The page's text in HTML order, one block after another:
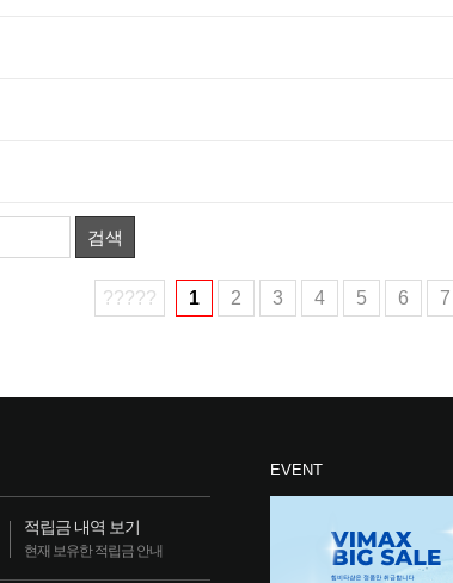
검색
????? 1 2 3 4 5 6 7
적립금 내역 보기
현재 보유한 적립금 안내
EVENT